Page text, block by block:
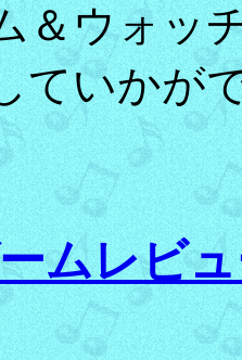
＆ウォッ
ていかが
ムレビ